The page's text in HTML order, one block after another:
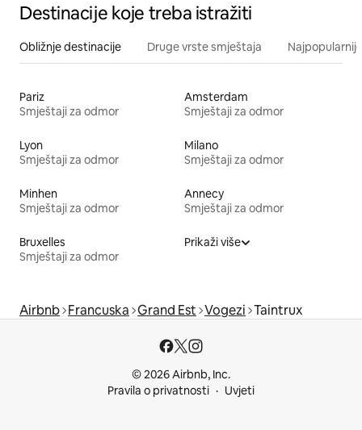
Destinacije koje treba istražiti
Obližnje destinacije Druge vrste smještaja
Pariz
Smještaji za odmor
Amsterdam
Smještaji za odmor
Lyon
Smještaji za odmor
Milano
Smještaji za odmor
Minhen
Smještaji za odmor
Annecy
Smještaji za odmor
Bruxelles
Smještaji za odmor
Prikaži više
Airbnb Francuska Grand Est Vogezi Taintrux
© 2026 Airbnb, Inc.
Pravila o privatnosti
Uvjeti